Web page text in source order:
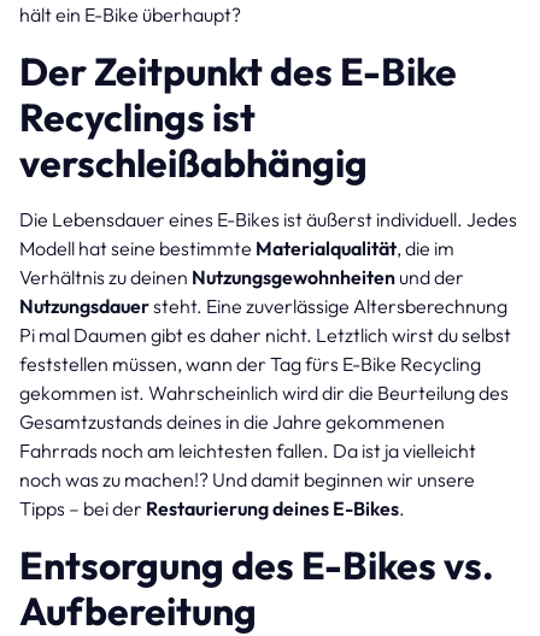
hält ein E-Bike überhaupt?
Der Zeitpunkt des E-Bike
Recyclings ist
verschleißabhängig
Die Lebensdauer eines E-Bikes ist äußerst individuell. Jedes
Modell hat seine bestimmte Materialqualität, die im
Verhältnis zu deinen Nutzungsgewohnheiten und der
Nutzungsdauersteht. Eine zuverlässige Altersberechnung
Pi mal Daumen gibt es daher nicht. Letztlich wirst du selbst
feststellen müssen, wann der Tag fürs E-Bike Recycling
gekommen ist. Wahrscheinlich wird dir die Beurteilung des
Gesamtzustands deines in die Jahre gekommenen
Fahrrads noch am leichtesten fallen. Da ist ja vielleicht
noch was zu machen!? Und damit beginnen wir unsere
Tipps – bei der Restaurierung deines E-Bikes.
Entsorgung des E-Bikes vs.
Aufbereitung